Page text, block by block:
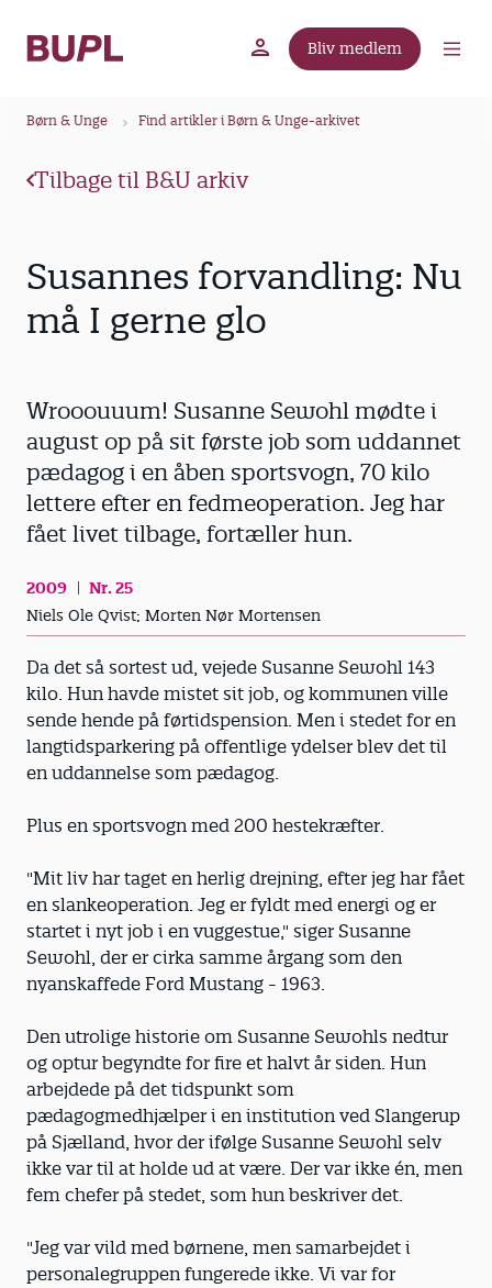
Bliv medlem
Børn & Unge Find artikler i Børn & Unge-arkivet
Tilbage til B&U arkiv
Susannes forvandling: Nu
må I gerne glo
Wrooouuum! Susanne Sewohl mødte i
august op på sit første job som uddannet
pædagog i en åben sportsvogn, 70 kilo
lettere efter en fedmeoperation. Jeg har
fået livet tilbage, fortæller hun.
2009
Nr. 25
Niels Ole Qvist; Morten Nør Mortensen
Da det så sortest ud, vejede Susanne Sewohl 143
kilo. Hun havde mistet sit job, og kommunen ville
sende hende på førtidspension. Men i stedet for en
langtidsparkering på offentlige ydelser blev det til
en uddannelse som pædagog.
Plus en sportsvogn med 200 hestekræfter.
"Mit liv har taget en herlig drejning, efter jeg har fået
en slankeoperation. Jeg er fyldt med energi og er
startet i nyt job i en vuggestue," siger Susanne
Sewohl, der er cirka samme årgang som den
nyanskaffede Ford Mustang - 1963.
Den utrolige historie om Susanne Sewohls nedtur
og optur begyndte for fire et halvt år siden. Hun
arbejdede på det tidspunkt som
pædagogmedhjælper i en institution ved Slangerup
på Sjælland, hvor der ifølge Susanne Sewohl selv
ikke var til at holde ud at være. Der var ikke én, men
fem chefer på stedet, som hun beskriver det.
"Jeg var vild med børnene, men samarbejdet i
personalegruppen fungerede ikke. Vi var for